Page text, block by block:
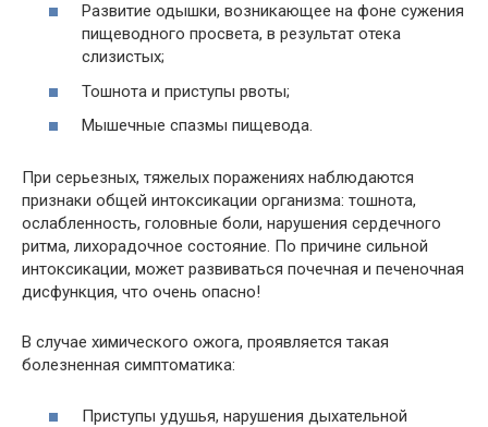
Развитие одышки, возникающее на фоне сужения
пищеводного просвета, в результат отека
слизистых;
Тошнота и приступы рвоты;
Мышечные спазмы пищевода.
При серьезных, тяжелых поражениях наблюдаются
признаки общей интоксикации организма: тошнота,
ослабленность, головные боли, нарушения сердечного
ритма, лихорадочное состояние. По причине сильной
интоксикации, может развиваться почечная и печеночная
дисфункция, что очень опасно!
В случае химического ожога, проявляется такая
болезненная симптоматика:
Приступы удушья, нарушения дыхательной